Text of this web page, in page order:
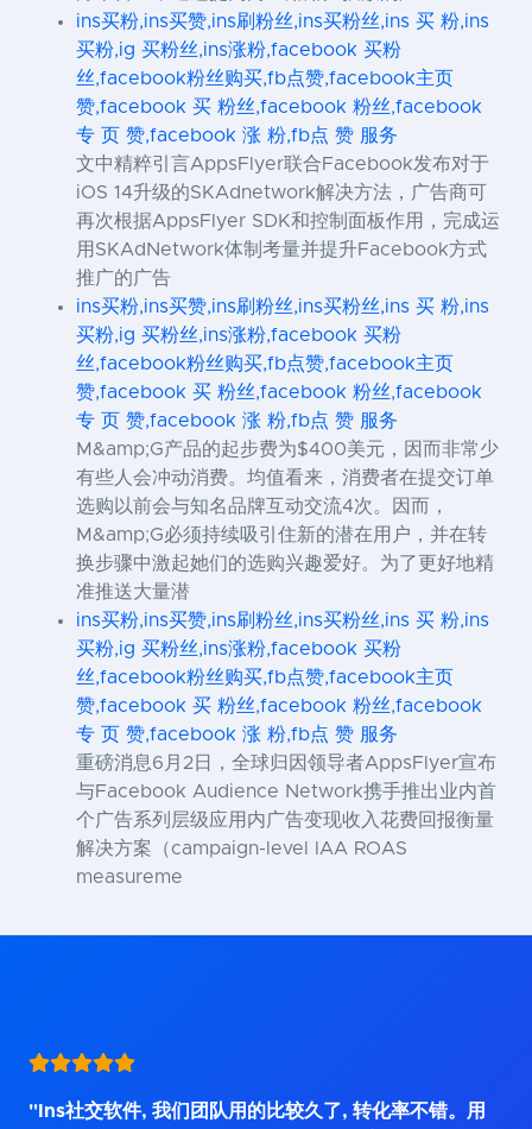
ins买粉,ins买赞,ins刷粉丝,ins买粉丝,ins 买 粉,ins
买粉,ig 买粉丝,ins涨粉,facebook 买粉
丝,facebook粉丝购买,fb点赞,facebook主页
赞,facebook 买 粉丝,facebook 粉丝,facebook
专 页 赞,facebook 涨 粉,fb点 赞 服务
文中精粹引言AppsFlyer联合Facebook发布对于
iOS 14升级的SKAdnetwork解决方法，广告商可
再次根据AppsFlyer SDK和控制面板作用，完成运
用SKAdNetwork体制考量并提升Facebook方式
推广的广告
ins买粉,ins买赞,ins刷粉丝,ins买粉丝,ins 买 粉,ins
买粉,ig 买粉丝,ins涨粉,facebook 买粉
丝,facebook粉丝购买,fb点赞,facebook主页
赞,facebook 买 粉丝,facebook 粉丝,facebook
专 页 赞,facebook 涨 粉,fb点 赞 服务
M&amp;G产品的起步费为$400美元，因而非常少
有些人会冲动消费。均值看来，消费者在提交订单
选购以前会与知名品牌互动交流4次。因而，
M&amp;G必须持续吸引住新的潜在用户，并在转
换步骤中激起她们的选购兴趣爱好。为了更好地精
准推送大量潜
ins买粉,ins买赞,ins刷粉丝,ins买粉丝,ins 买 粉,ins
买粉,ig 买粉丝,ins涨粉,facebook 买粉
丝,facebook粉丝购买,fb点赞,facebook主页
赞,facebook 买 粉丝,facebook 粉丝,facebook
专 页 赞,facebook 涨 粉,fb点 赞 服务
重磅消息6月2日，全球归因领导者AppsFlyer宣布
与Facebook Audience Network携手推出业内首
个广告系列层级应用内广告变现收入花费回报衡量
解决方案（campaign-level IAA ROAS
measureme
"Ins社交软件, 我们团队用的比较久了, 转化率不错。用